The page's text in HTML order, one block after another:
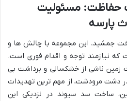
حفاظت: مسئولیت
پارسه
جمشید، این مجموعه با چالش ها و
نیازمند توجه و اقدام فوری است.
ناشی از خشکسالی و برداشت بی
در دشت مرودشت، از مهم ترین تهدیدات
ساخت سد سیوند در نزدیکی این